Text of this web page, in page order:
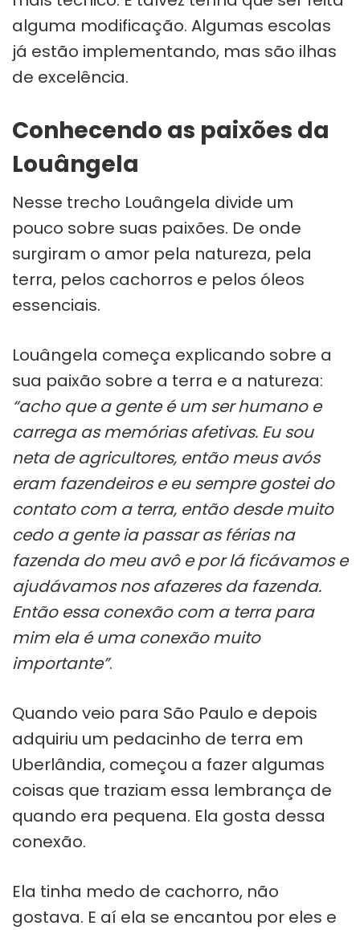
alguma modificação. Algumas escolas
já estão implementando, mas são ilhas
de excelência.
Conhecendo as paixões da
Louângela
Nesse trecho Louângela divide um
pouco sobre suas paixões. De onde
surgiram o amor pela natureza, pela
terra, pelos cachorros e pelos óleos
essenciais.
Louângela começa explicando sobre a
sua paixão sobre a terra e a natureza:
“acho que a gente é um ser humano e
carrega as memórias afetivas. Eu sou
neta de agricultores, então meus avós
eram fazendeiros e eu sempre gostei do
contato com a terra, então desde muito
cedo a gente ia passar as férias na
fazenda do meu avô e por lá ficávamos e
ajudávamos nos afazeres da fazenda.
Então essa conexão com a terra para
mim ela é uma conexão muito
importante”.
Quando veio para São Paulo e depois
adquiriu um pedacinho de terra em
Uberlândia, começou a fazer algumas
coisas que traziam essa lembrança de
quando era pequena. Ela gosta dessa
conexão.
Ela tinha medo de cachorro, não
gostava. E aí ela se encantou por eles e